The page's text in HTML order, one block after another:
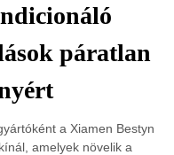
páratlan
a Xiamen Bestyn
amelyek növelik a